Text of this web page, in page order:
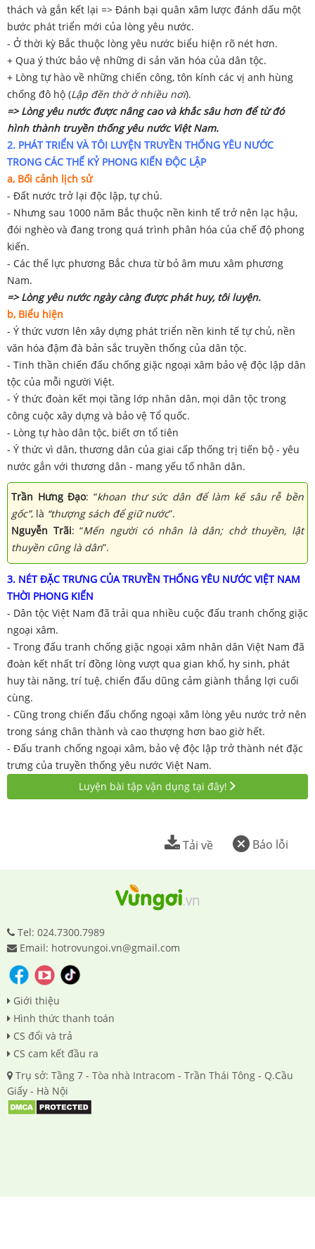
thách và gắn kết lại => Đánh bại quân xâm lược đánh dấu một
bước phát triển mới của lòng yêu nước.
- Ở thời kỳ Bắc thuộc lòng yêu nước biểu hiện rõ nét hơn.
+ Qua ý thức bảo vệ những di sản văn hóa của dân tộc.
+ Lòng tự hào về những chiến công, tôn kính các vị anh hùng
chống đô hộ (Lập đền thờ ở nhiều nơi).
=> Lòng yêu nước được nâng cao và khắc sâu hơn để từ đó
hình thành truyền thống yêu nước Việt Nam.
2. PHÁT TRIỂN VÀ TÔI LUYỆN TRUYỀN THỐNG YÊU NƯỚC
TRONG CÁC THẾ KỶ PHONG KIẾN ĐỘC LẬP
a, Bối cảnh lịch sử
- Đất nước trở lại độc lập, tự chủ.
- Nhưng sau 1000 năm Bắc thuộc nền kinh tế trở nên lạc hậu,
đói nghèo và đang trong quá trình phân hóa của chế độ phong
kiến.
- Các thế lực phương Bắc chưa từ bỏ âm mưu xâm phương
Nam.
=> Lòng yêu nước ngày càng được phát huy, tôi luyện.
b, Biểu hiện
- Ý thức vươn lên xây dựng phát triển nền kinh tế tự chủ, nền
văn hóa đậm đà bản sắc truyền thống của dân tộc.
- Tinh thần chiến đấu chống giặc ngoại xâm bảo vệ độc lập dân
tộc của mỗi người Việt.
- Ý thức đoàn kết mọi tầng lớp nhân dân, mọi dân tộc trong
công cuộc xây dựng và bảo vệ Tổ quốc.
- Lòng tự hào dân tộc, biết ơn tổ tiên
- Ý thức vì dân, thương dân của giai cấp thống trị tiến bộ - yêu
nước gắn với thương dân - mang yếu tố nhân dân.
Trần Hưng Đạo: “khoan thư sức dân để làm kế sâu rễ bền
gốc”, là “thượng sách để giữ nước”.
Nguyễn Trãi: “Mến người có nhân là dân; chở thuyền, lật
thuyền cũng là dân”.
3. NÉT ĐẶC TRƯNG CỦA TRUYỀN THỐNG YÊU NƯỚC VIỆT NAM
THỜI PHONG KIẾN
- Dân tộc Việt Nam đã trải qua nhiều cuộc đấu tranh chống giặc
ngoại xâm.
- Trong đấu tranh chống giặc ngoại xâm nhân dân Việt Nam đã
đoàn kết nhất trí đồng lòng vượt qua gian khổ, hy sinh, phát
huy tài năng, trí tuệ, chiến đấu dũng cảm giành thắng lợi cuối
cùng.
- Cũng trong chiến đấu chống ngoại xâm lòng yêu nước trở nên
trong sáng chân thành và cao thượng hơn bao giờ hết.
- Đấu tranh chống ngoại xâm, bảo vệ độc lập trở thành nét đặc
trưng của truyền thống yêu nước Việt Nam.
Luyện bài tập vận dụng tại đây!
Báo lỗi
Tải về
Tel: 024.7300.7989
Email: hotrovungoi.vn@gmail.com
Giới thiệu
Hình thức thanh toán
CS đổi và trả
CS cam kết đầu ra
Trụ sở: Tầng 7 - Tòa nhà Intracom - Trần Thái Tông - Q.Cầu
Giấy - Hà Nội